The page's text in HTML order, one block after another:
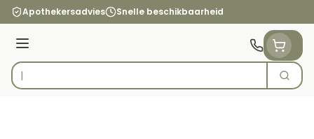
Ga naar de inhoud
Apothekersadvies Snelle beschikbaarheid
Menu
Product, merk, categorie...
Zoek